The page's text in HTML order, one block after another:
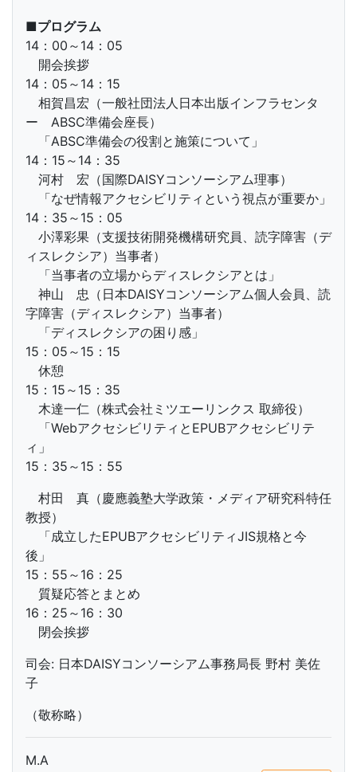
■プログラム
14：00～14：05
開会挨拶
14：05～14：15
相賀昌宏（一般社団法人日本出版インフラセンタ
ー ABSC準備会座長）
「ABSC準備会の役割と施策について」
14：15～14：35
河村 宏（国際DAISYコンソーシアム理事）
「なぜ情報アクセシビリティという視点が重要か」
14：35～15：05
小澤彩果（支援技術開発機構研究員、読字障害（デ
ィスレクシア）当事者）
「当事者の立場からディスレクシアとは」
神山 忠（日本DAISYコンソーシアム個人会員、読
字障害（ディスレクシア）当事者）
「ディスレクシアの困り感」
15：05～15：15
休憩
15：15～15：35
木達一仁（株式会社ミツエーリンクス 取締役）
「WebアクセシビリティとEPUBアクセシビリテ
ィ」
15：35～15：55
村田 真（慶應義塾大学政策・メディア研究科特任
教授）
「成立したEPUBアクセシビリティJIS規格と今
後」
15：55～16：25
質疑応答とまとめ
16：25～16：30
閉会挨拶
司会: 日本DAISYコンソーシアム事務局長 野村 美佐
子
（敬称略）
M.A